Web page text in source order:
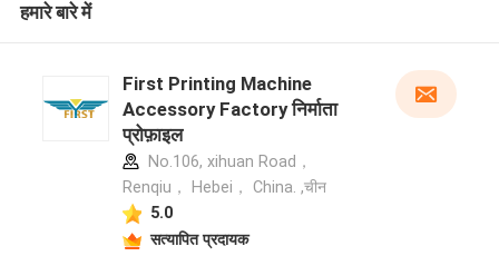
हमारे बारे में
First Printing Machine
Accessory Factory निर्माता
प्रोफ़ाइल
No.106, xihuan Road，
Renqiu， Hebei， China. ,चीन
5.0
सत्यापित प्रदायक